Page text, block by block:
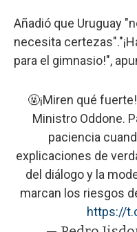
Añadió que Uruguay
necesita
para el gimnasio!",
🤬¡Miren qué
Ministro Oddone.
paciencia
explicaciones de
del diálogo y la
marcan los riesgos
https://